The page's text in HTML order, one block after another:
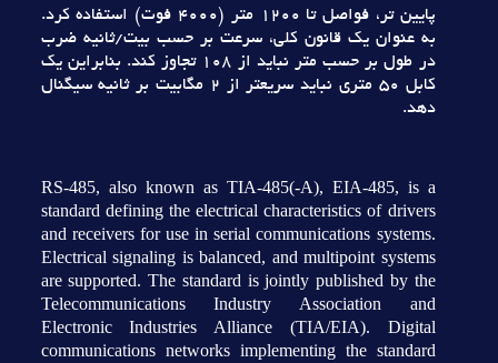
پايين تر، فواصل تا 1200 متر (4000 فوت) استفاده کرد.
به عنوان يک قانون کلي، سرعت بر حسب بيت/ثانيه ضرب
در طول بر حسب متر نبايد از 108 تجاوز کند. بنابراين يک
کابل 50 متري نبايد سريعتر از 2 مگابيت بر ثانيه سيگنال
دهد.
RS-485, also known as TIA-485(-A), EIA-485, is a
standard defining the electrical characteristics of drivers
and receivers for use in serial communications systems.
Electrical signaling is balanced, and multipoint systems
are supported. The standard is jointly published by the
Telecommunications Industry Association and
Electronic Industries Alliance (TIA/EIA). Digital
communications networks implementing the standard